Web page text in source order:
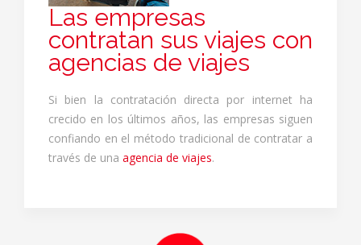
Las empresas
contratan sus viajes con
agencias de viajes
Si bien la contratación directa por internet ha
crecido en los últimos años, las empresas siguen
confiando en el método tradicional de contratar a
través de una agencia de viajes.